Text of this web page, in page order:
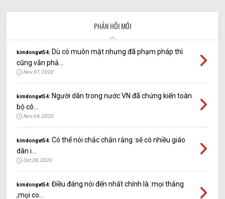
PHẢN HỒI MỚI
kimdongvt54: Dù có muôn mặt nhưng đã phạm pháp thì
cũng vẫn phả...
Nov 07, 2020
kimdongvt54: Người dân trong nước VN đã chứng kiến toàn
bộ cô...
Nov 04, 2020
kimdongvt54: Có thể nói chắc chắn rằng :sẽ có nhiều giáo
dân i...
Oct 28, 2020
kimdongvt54: Điều đáng nói đến nhất chính là :mọi thằng
,mọi co...